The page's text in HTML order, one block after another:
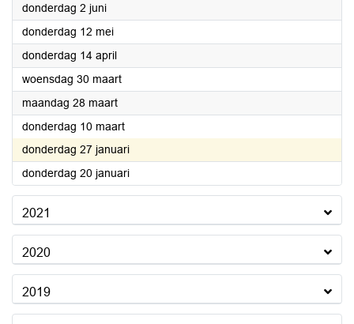
donderdag 2 juni2022
donderdag 12 mei2022
donderdag 14 april2022
woensdag 30 maart2022
maandag 28 maart2022
donderdag 10 maart2022
donderdag 27 januari2022
donderdag 20 januari2022
2021
2020
2019